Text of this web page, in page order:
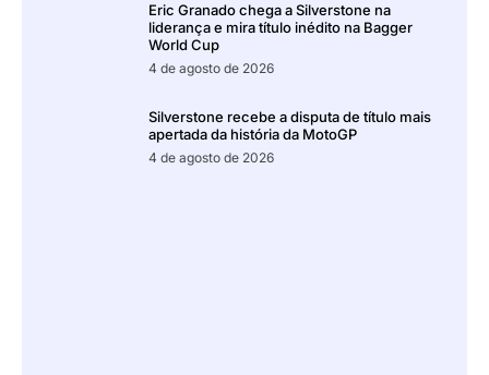
Eric Granado chega a Silverstone na
liderança e mira título inédito na Bagger
World Cup
4 de agosto de 2026
Silverstone recebe a disputa de título mais
apertada da história da MotoGP
4 de agosto de 2026